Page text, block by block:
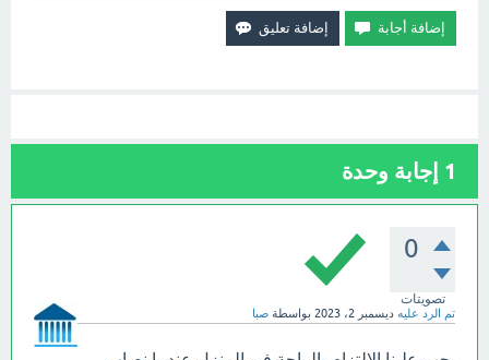
1 إجابة وحدة
0
تصويتات
تم الرد عليه ديسمبر 2، 2023 بواسطة صبا